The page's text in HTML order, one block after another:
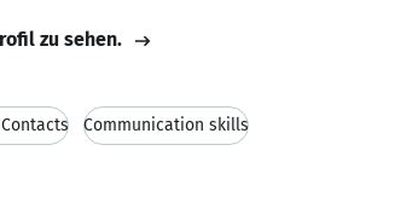
zu sehen.
Communication skills